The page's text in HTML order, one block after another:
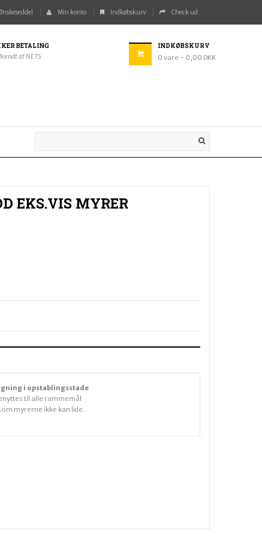
Min konto Indkøbskurv Check ud
INDKØBSKURV
0 vare - 0,00 DKK
BETALING
af NETS
EKS.VIS MYRER
i opstablingsstade
til alle rammemål
myrerne ikke kan lide.